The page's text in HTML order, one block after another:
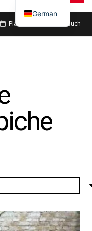
Planen Sie meinen Besuch
German